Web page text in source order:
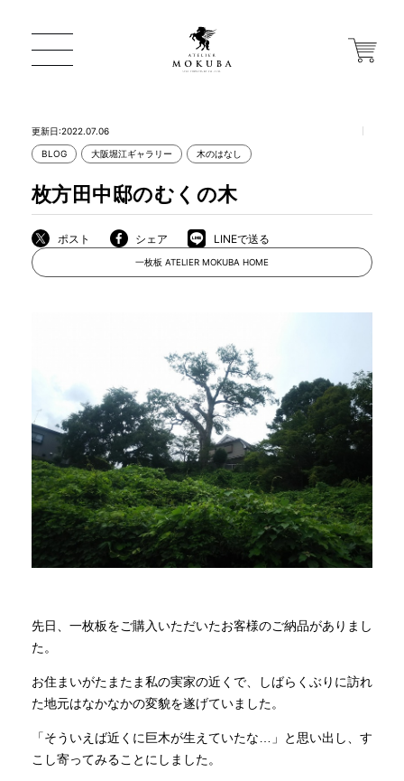
店舗から探す
MOKUBA について
商品情報
直営店
イベント
全商品一覧
新入荷情報
更新日:2022.07.06
BLOG 大阪堀江ギャラリー 木のはなし
枚方田中邸のむくの木
ポスト シェア LINEで送る
一枚板 ATELIER MOKUBA HOME
先日、一枚板をご購入いただいたお客様のご納品がありまし
た。
お住まいがたまたま私の実家の近くで、しばらくぶりに訪れ
た地元はなかなかの変貌を遂げていました。
「そういえば近くに巨木が生えていたな…」と思い出し、す
こし寄ってみることにしました。